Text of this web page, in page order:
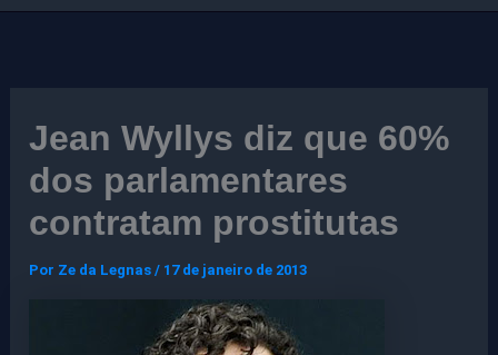
Jean Wyllys diz que 60%
dos parlamentares
contratam prostitutas
Por Ze da Legnas/ 17 de janeiro de 2013